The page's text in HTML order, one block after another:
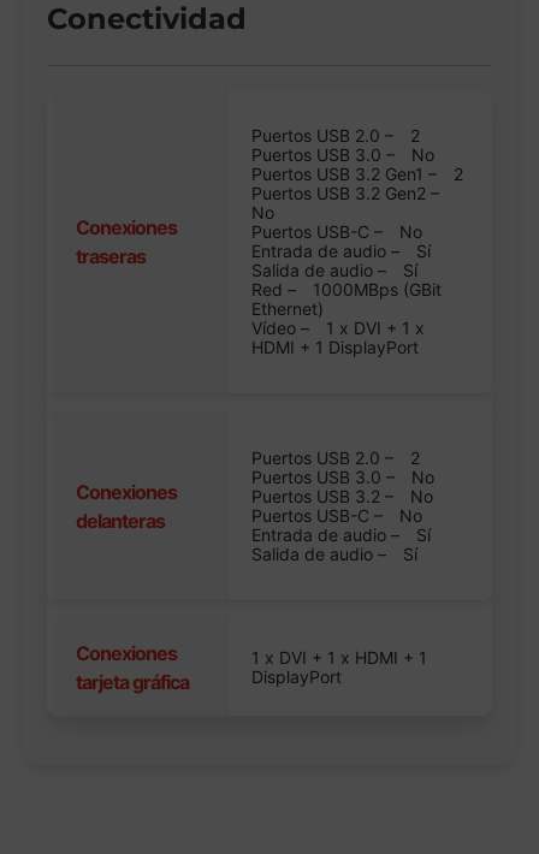
Conectividad
Conexiones
traseras
Puertos USB 2.0 –
2
Puertos USB 3.0 –
No
Puertos USB 3.2 Gen1 –
2
Puertos USB 3.2 Gen2 –
No
Puertos USB-C –
No
Entrada de audio –
Sí
Salida de audio –
Sí
Red –
1000MBps (GBit
Ethernet)
Vídeo –
1 x DVI + 1 x
HDMI + 1 DisplayPort
Conexiones
delanteras
Puertos USB 2.0 –
2
Puertos USB 3.0 –
No
Puertos USB 3.2 –
No
Puertos USB-C –
No
Entrada de audio –
Sí
Salida de audio –
Sí
Conexiones
tarjeta gráfica
1 x DVI + 1 x HDMI + 1
DisplayPort